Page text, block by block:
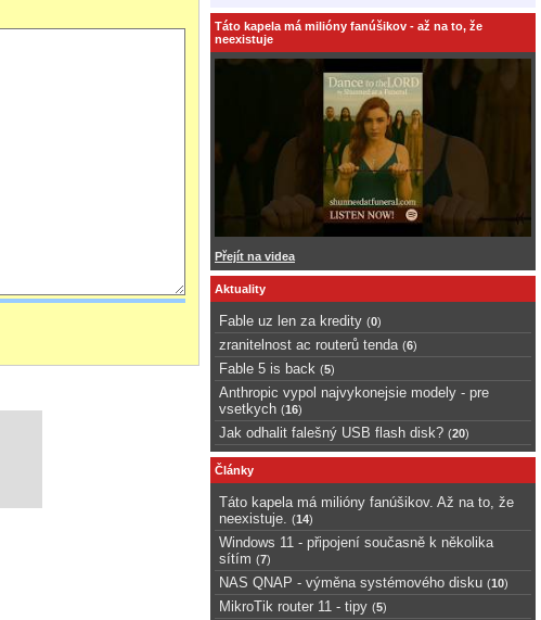
Táto kapela má milióny fanúšikov - až na to, že
neexistuje
Přejít na videa
Aktuality
Fable uz len za kredity (0)
zranitelnost ac routerů tenda (6)
Fable 5 is back (5)
Anthropic vypol najvykonejsie modely - pre
vsetkych (16)
Jak odhalit falešný USB flash disk? (20)
Články
Táto kapela má milióny fanúšikov. Až na to, že
neexistuje.
(14)
Windows 11 - připojení současně k několika
sítím (7)
NAS QNAP - výměna systémového disku (10)
MikroTik router 11 - tipy (5)